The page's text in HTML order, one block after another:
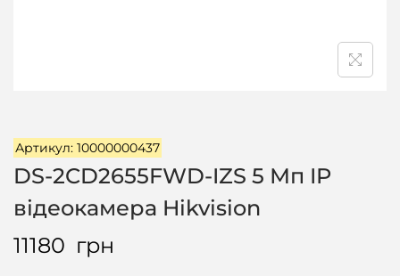
Артикул: 10000000437
DS-2CD2655FWD-IZS 5 Мп IP
відеокамера Hikvision
11180 грн